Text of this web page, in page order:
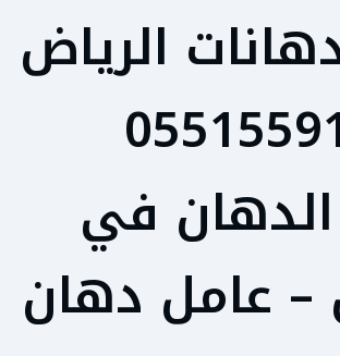
الرياض
في
– عامل دهان